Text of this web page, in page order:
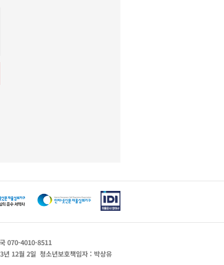
070-4010-8511
년 12월 2일 청소년보호책임자 : 박상유